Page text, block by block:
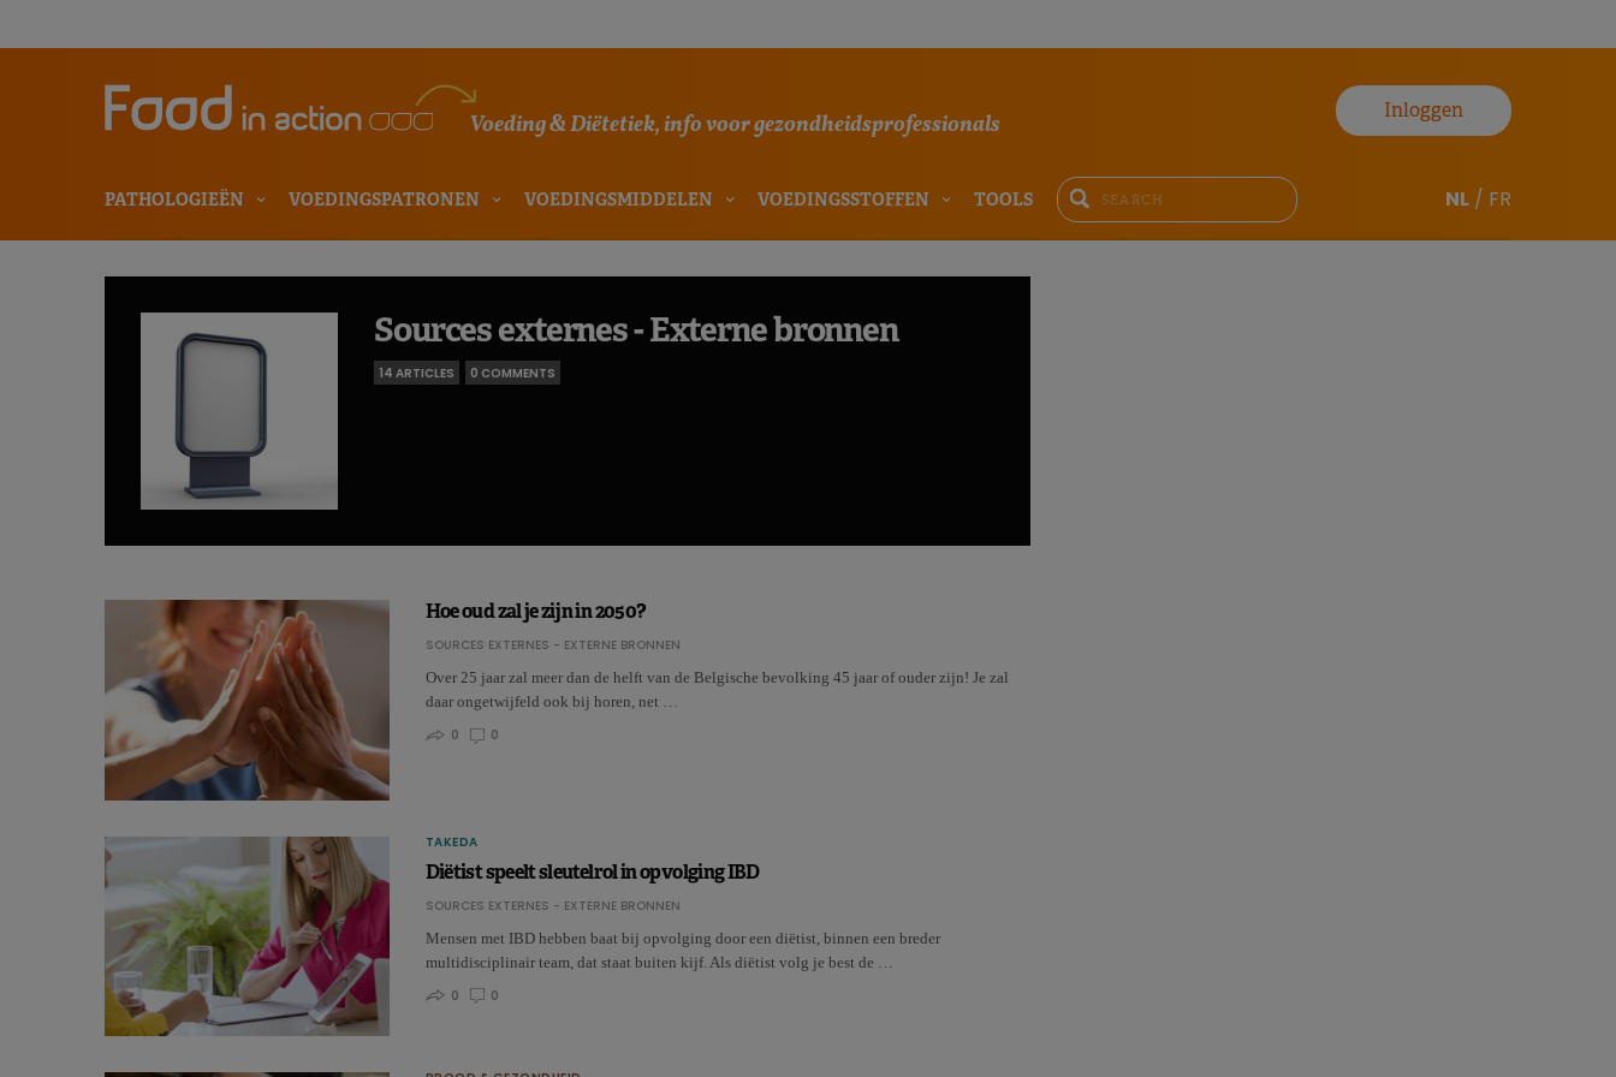
Voeding & Diëtetiek, info voor gezondheidsprofessionals
Inloggen
PATHOLOGIEËN VOEDINGSPATRONEN VOEDINGSMIDDELEN VOEDINGSSTOFFEN TOOLS NL / FR
Sources externes - Externe bronnen
14 ARTICLES 0 COMMENTS
Hoe oud zal je zijn in 2050?
SOURCES EXTERNES - EXTERNE BRONNEN
Over 25 jaar zal meer dan de helft van de Belgische bevolking 45 jaar of ouder zijn! Je zal
daar ongetwijfeld ook bij horen, net …
0
0
TAKEDA
Diëtist speelt sleutelrol in opvolging IBD
SOURCES EXTERNES - EXTERNE BRONNEN
Mensen met IBD hebben baat bij opvolging door een diëtist, binnen een breder
multidisciplinair team, dat staat buiten kijf. Als diëtist volg je best de …
0
0